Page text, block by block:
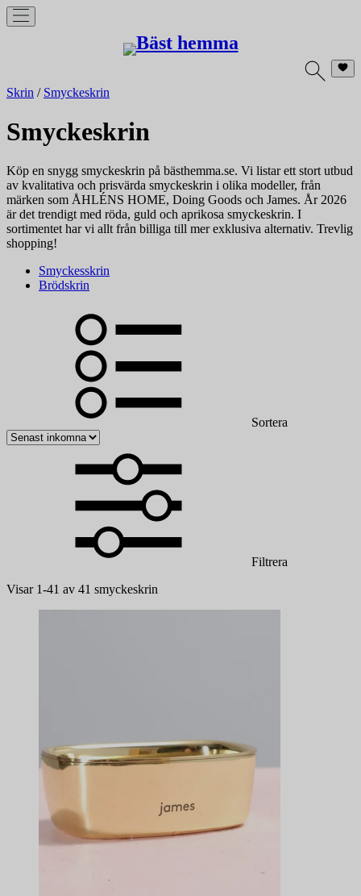
Skrin / Smyckeskrin
Smyckeskrin
Köp en snygg smyckeskrin på bästhemma.se. Vi listar ett stort utbud
av kvalitativa och prisvärda smyckeskrin i olika modeller, från
märken som ÅHLÉNS HOME, Doing Goods och James. År 2026
är det trendigt med röda, guld och aprikosa smyckeskrin. I
sortimentet har vi allt från billiga till mer exklusiva alternativ. Trevlig
shopping!
Smyckesskrin
Brödskrin
Sortera
Filtrera
Visar 1-41 av 41 smyckeskrin